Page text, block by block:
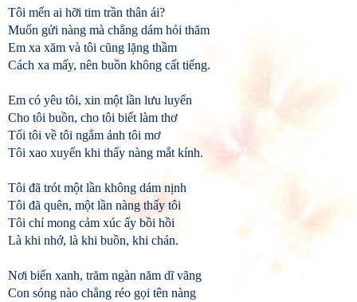
Tôi mến ai hỡi tim trần thân ái?
Muốn gửi nàng mà chẳng dám hỏi thăm
Em xa xăm và tôi cũng lặng thầm
Cách xa mấy, nên buồn không cất tiếng.
Em có yêu tôi, xin một lần lưu luyến
Cho tôi buồn, cho tôi biết làm thơ
Tối tôi về tôi ngắm ảnh tôi mơ
Tôi xao xuyến khi thấy nàng mắt kính.
Tôi đã trót một lần không dám nịnh
Tôi đã quên, một lần nàng thấy tôi
Tôi chỉ mong cảm xúc ấy bồi hồi
Là khi nhớ, là khi buồn, khi chán.
Nơi biển xanh, trăm ngàn năm dĩ vãng
Con sóng nào chẳng réo gọi tên nàng